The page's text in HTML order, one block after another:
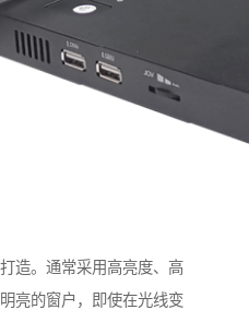
造。通常采用高亮度、高
亮的窗户，即使在光线变